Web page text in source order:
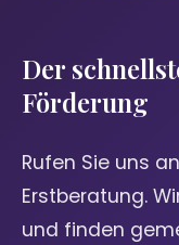
Der
Förderung
Rufen Sie uns
Erstberatung.
und finden